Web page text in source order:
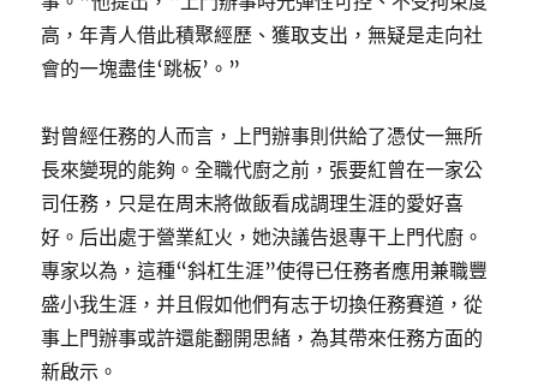
高，年青人借此積聚經歷、獲取支出，無疑是走向社
會的一塊盡佳‘跳板’。”
對曾經任務的人而言，上門辦事則供給了憑仗一無所
長來變現的能夠。全職代廚之前，張要紅曾在一家公
司任務，只是在周末將做飯看成調理生涯的愛好喜
好。后出處于營業紅火，她決議告退專干上門代廚。
專家以為，這種“斜杠生涯”使得已任務者應用兼職豐
盛小我生涯，并且假如他們有志于切換任務賽道，從
事上門辦事或許還能翻開思緒，為其帶來任務方面的
新啟示。